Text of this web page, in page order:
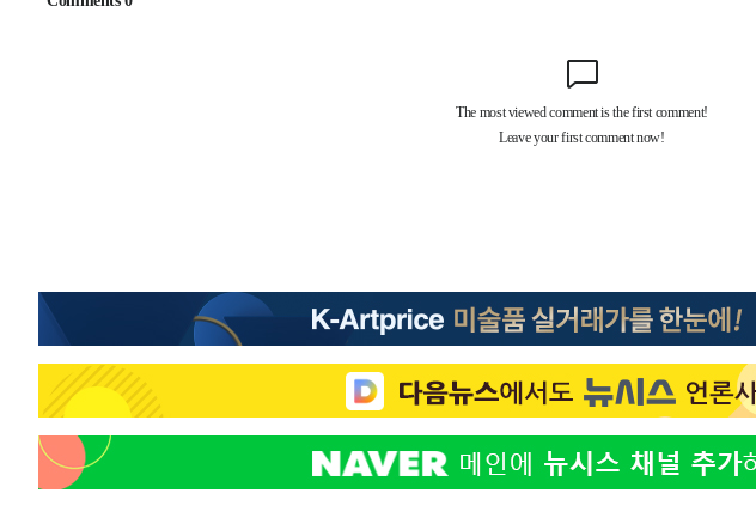
[속보]경찰·노동부, HL만도 평택사업장 끼임 사망 관련 압수수색
[속보]합수본, '투표율 허위 입력' 중앙·서울·경기도 선관위 등 9곳
-21285초 전 >입추에도 극한더위…서울 낮 39도 '폭염중대경보'
-16249초 전 >
이란, 호르무즈서 "적국 목표물들"과 대치로 남부 케슘섬에서 두차
례 큰 폭발음
발효
-13115초 전 > [속보]트럼프, 美 원정출산 금지 행정명령 서명
-10815초 전 >[속보] 뉴욕증시, 일제 하락 마감…나스닥 0.06%↓